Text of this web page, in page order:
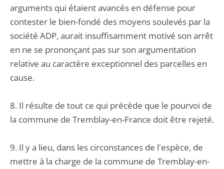
arguments qui étaient avancés en défense pour
contester le bien-fondé des moyens soulevés par la
société ADP, aurait insuffisamment motivé son arrêt
en ne se prononçant pas sur son argumentation
relative au caractère exceptionnel des parcelles en
cause.
8. Il résulte de tout ce qui précède que le pourvoi de
la commune de Tremblay-en-France doit être rejeté.
9. Il y a lieu, dans les circonstances de l'espèce, de
mettre à la charge de la commune de Tremblay-en-